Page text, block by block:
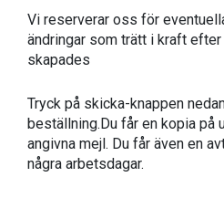
Vi reserverar oss för
ändringar som trätt i kraft
skapades
Tryck på skicka-knappen
beställning.Du får en kopia på
angivna mejl. Du får även en
några arbetsdagar.